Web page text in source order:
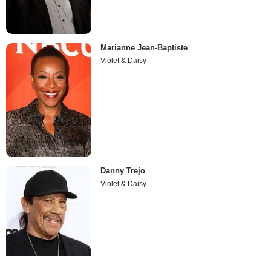
Marianne Jean-Baptiste
Violet & Daisy
Danny Trejo
Violet & Daisy